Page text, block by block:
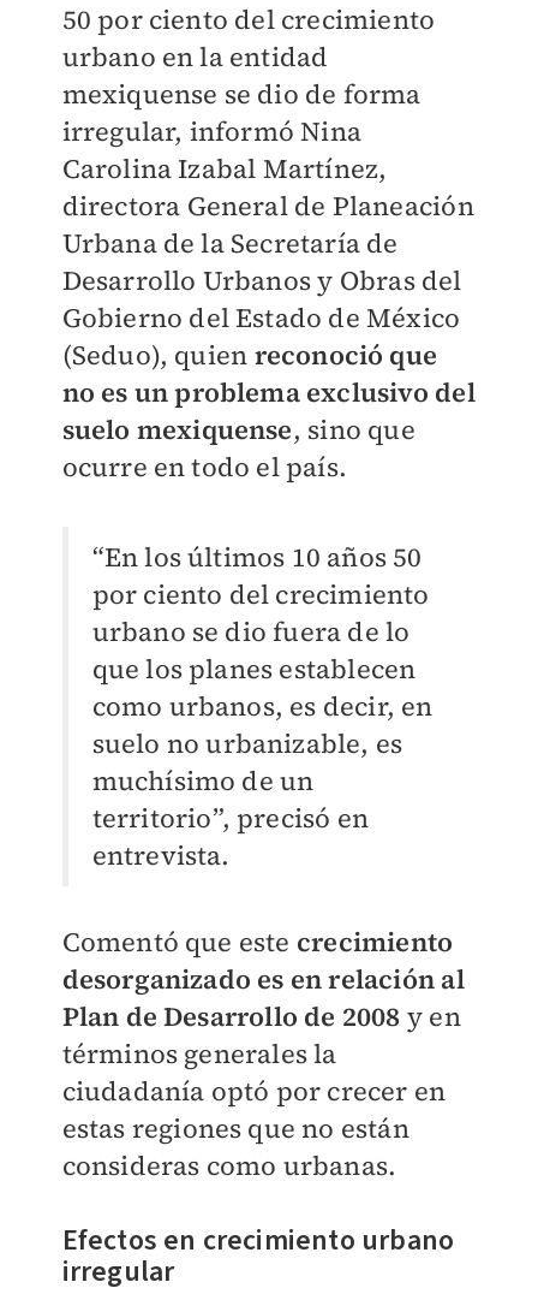
50 por ciento del crecimiento
urbano en la entidad
mexiquense se dio de forma
irregular, informó Nina
Carolina Izabal Martínez,
directora General de Planeación
Urbana de la Secretaría de
Desarrollo Urbanos y Obras del
Gobierno del Estado de México
(Seduo), quien reconoció que
no es un problema exclusivo del
suelo mexiquense, sino que
ocurre en todo el país.
“En los últimos 10 años 50
por ciento del crecimiento
urbano se dio fuera de lo
que los planes establecen
como urbanos, es decir, en
suelo no urbanizable, es
muchísimo de un
territorio”, precisó en
entrevista.
Comentó que este crecimiento
desorganizado es en relación al
Plan de Desarrollo de 2008 y en
términos generales la
ciudadanía optó por crecer en
estas regiones que no están
consideras como urbanas.
Efectos en crecimiento urbano
irregular